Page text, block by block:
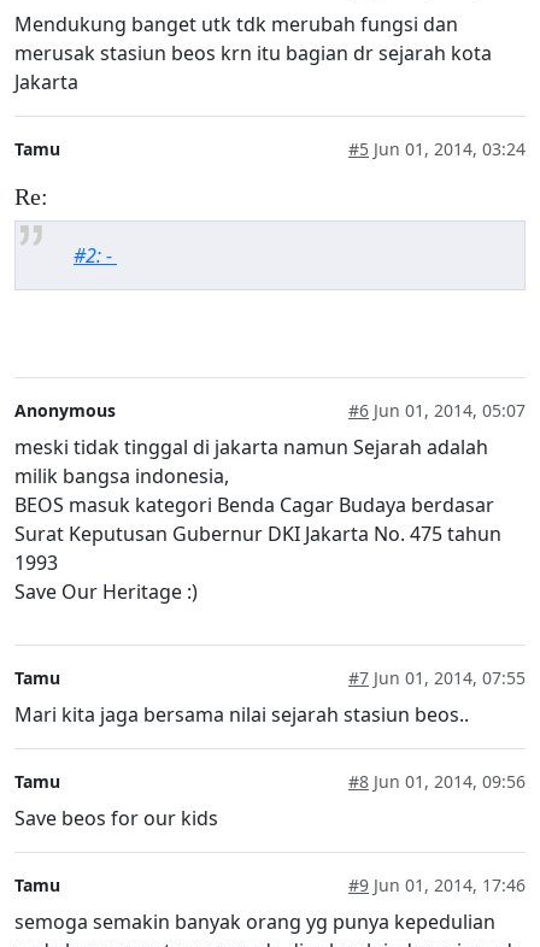
Mendukung banget utk tdk merubah fungsi dan
merusak stasiun beos krn itu bagian dr sejarah kota
Jakarta
Tamu #5 Jun 01, 2014, 03:24
Re:
#2: -
Anonymous #6 Jun 01, 2014, 05:07
meski tidak tinggal di jakarta namun Sejarah adalah
milik bangsa indonesia,
BEOS masuk kategori Benda Cagar Budaya berdasar
Surat Keputusan Gubernur DKI Jakarta No. 475 tahun
1993
Save Our Heritage :)
Tamu #7 Jun 01, 2014, 07:55
Mari kita jaga bersama nilai sejarah stasiun beos..
Tamu #8 Jun 01, 2014, 09:56
Save beos for our kids
Tamu #9 Jun 01, 2014, 17:46
semoga semakin banyak orang yg punya kepedulian